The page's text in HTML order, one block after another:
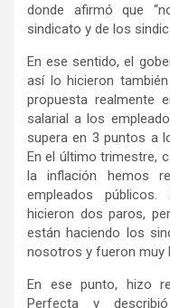
donde afirmó que
sindicato y de los
En ese sentido, el
así lo hicieron
propuesta realmente
salarial a los
supera en 3 puntos a
En el último trimestre,
la inflación hemos
empleados
hicieron dos paros,
están haciendo los
nosotros y fueron muy
En ese punto, hizo
Perfecta y